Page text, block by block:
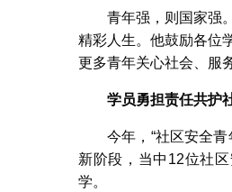
青年强，则国家强
精彩人生。他鼓励各位
更多青年关心社会、服
学员勇担责任共护
今年，“社区安全
新阶段，当中12位社
学。